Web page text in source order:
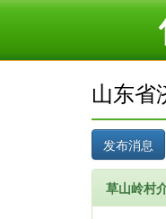
山东省
草山岭村